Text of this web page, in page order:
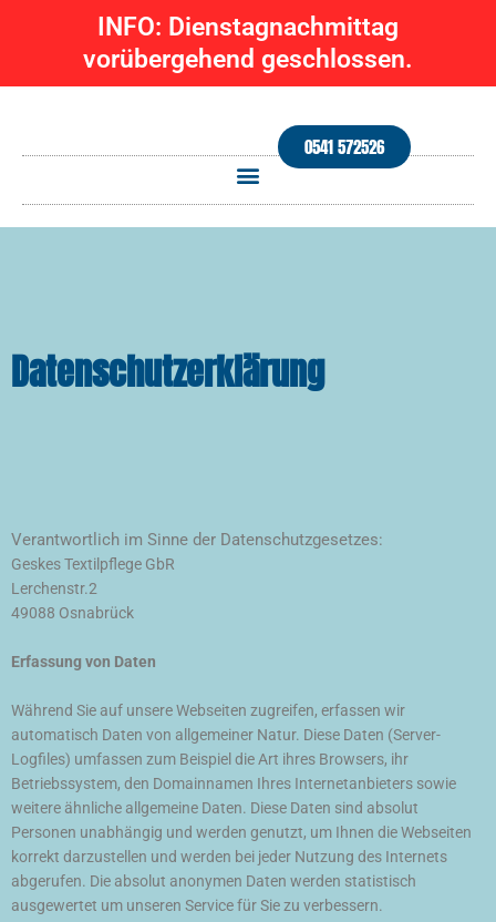
INFO: Dienstagnachmittag
vorübergehend geschlossen.
0541 572526
Datenschutzerklärung
Verantwortlich im Sinne der Datenschutzgesetzes:
Geskes Textilpflege GbR
Lerchenstr.2
49088 Osnabrück
Erfassung von Daten
Während Sie auf unsere Webseiten zugreifen, erfassen wir
automatisch Daten von allgemeiner Natur. Diese Daten (Server-
Logfiles) umfassen zum Beispiel die Art ihres Browsers, ihr
Betriebssystem, den Domainnamen Ihres Internetanbieters sowie
weitere ähnliche allgemeine Daten. Diese Daten sind absolut
Personen unabhängig und werden genutzt, um Ihnen die Webseiten
korrekt darzustellen und werden bei jeder Nutzung des Internets
abgerufen. Die absolut anonymen Daten werden statistisch
ausgewertet um unseren Service für Sie zu verbessern.